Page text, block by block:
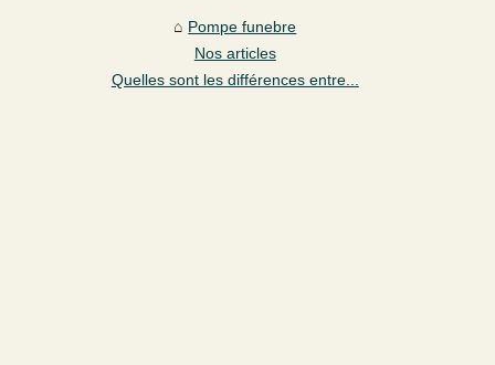
Pompe funebre
Nos articles
Quelles sont les différences entre...